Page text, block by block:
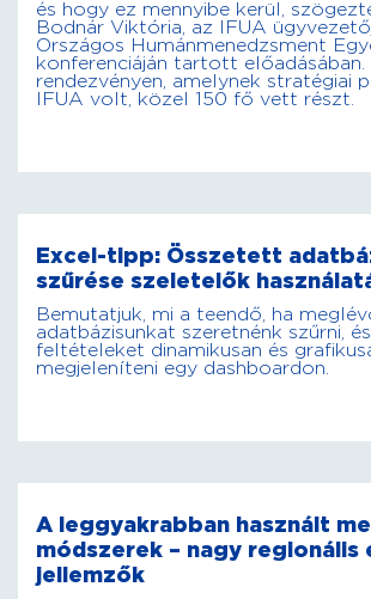
és hogy ez mennyibe kerül,
Bodnár Viktória, az IFUA
Országos Humánmenedzsment
konferenciáján tartott előadásában.
rendezvényen, amelynek stratégiai
IFUA volt, közel 150 fő vett részt.
Excel-tipp: Összetett
szűrése szeletelők
Bemutatjuk, mi a teendő, ha
adatbázisunkat szeretnénk szűrni,
feltételeket dinamikusan és
megjeleníteni egy dashboardon.
A leggyakrabban használt
módszerek – nagy regionális
jellemzők